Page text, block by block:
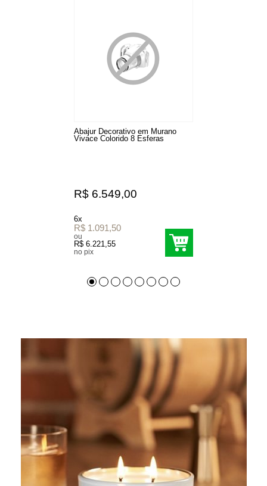
Abajur Decorativo em Murano
Vivace Colorido 8 Esferas
R$ 6.549,00
6x
R$ 1.091,50
ou
R$ 6.221,55
no pix